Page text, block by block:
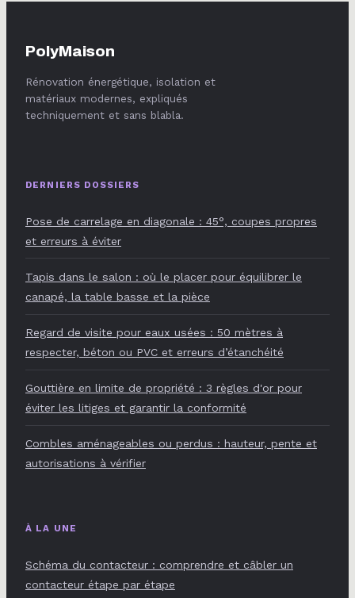
PolyMaison
Rénovation énergétique, isolation et
matériaux modernes, expliqués
techniquement et sans blabla.
DERNIERS DOSSIERS
Pose de carrelage en diagonale : 45°, coupes propres
et erreurs à éviter
Tapis dans le salon : où le placer pour équilibrer le
canapé, la table basse et la pièce
Regard de visite pour eaux usées : 50 mètres à
respecter, béton ou PVC et erreurs d’étanchéité
Gouttière en limite de propriété : 3 règles d'or pour
éviter les litiges et garantir la conformité
Combles aménageables ou perdus : hauteur, pente et
autorisations à vérifier
À LA UNE
Schéma du contacteur : comprendre et câbler un
contacteur étape par étape